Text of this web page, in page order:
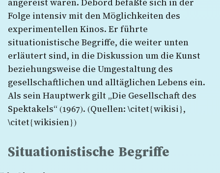
Folge intensiv mit den Möglichkeiten des
experimentellen Kinos. Er führte
situationistische Begriffe, die weiter unten
erläutert sind, in die Diskussion um die Kunst
beziehungsweise die Umgestaltung des
gesellschaftlichen und alltäglichen Lebens ein.
Als sein Hauptwerk gilt „Die Gesellschaft des
Spektakels“ (1967). (Quellen: \citet{wikisi},
\citet{wikisien})
Situationistische Begriffe